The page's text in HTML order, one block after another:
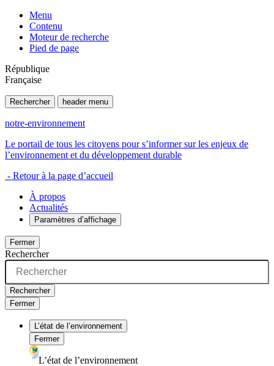
Menu
Contenu
Moteur de recherche
Pied de page
République
Française
Rechercher header menu
notre-environnement
Le portail de tous les citoyens pour s’informer sur les enjeux de
l’environnement et du développement durable
- Retour à la page d’accueil
À propos
Actualités
Paramètres d’affichage
Fermer
Rechercher
Rechercher
Fermer
L’état de l’environnement
Fermer
L’état de l’environnement